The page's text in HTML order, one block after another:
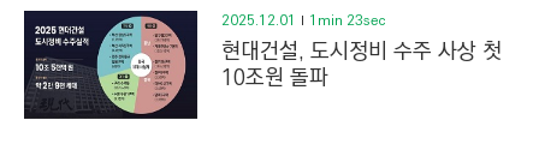
2025.12.01 1min 23sec
현대건설, 도시정비 수주 사상 첫
10조원 돌파